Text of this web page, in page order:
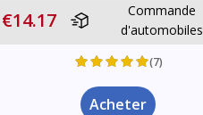
€14.17
Commande
d'automobiles
(7)
Acheter